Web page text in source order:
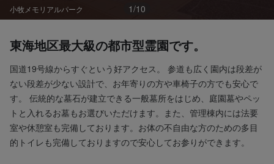
小牧メモリアルパーク 1/10
東海地区最大級の都市型霊園です。
国道19号線からすぐという好アクセス。 参道も広く園内は段差が
ない段差が少ない設計で、お年寄りの方や車椅子の方でも安心で
す。 伝統的な墓石が建立できる一般墓所をはじめ、庭園墓やペッ
トと入れるお墓もお選びいただけます。また、管理棟内には法要
室や休憩室も完備しております。お体の不自由な方のための多目
的トイレも完備しておりますので安心してお参りができます。